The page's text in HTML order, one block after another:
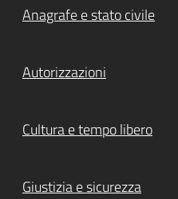
Anagrafe e stato civile
Autorizzazioni
Cultura e tempo libero
Giustizia e sicurezza